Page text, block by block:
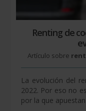
Renting de
Artículo sobre
La evolución del
2022. Por eso no
por la que